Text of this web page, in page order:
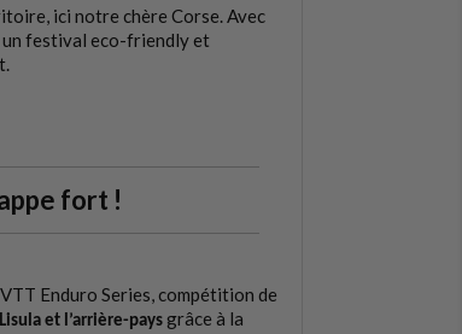
ici notre chère Corse. Avec
un festival eco-friendly et
fort !
Enduro Series, compétition de
et l’arrière-paysgrâce à la